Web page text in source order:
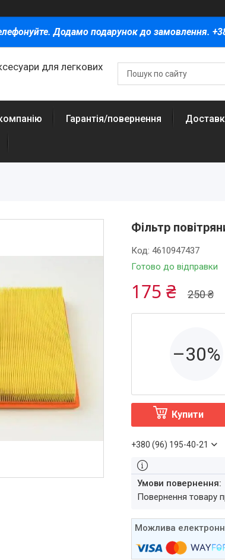
Додамо подарунок до замовлення.
для легкових
Гарантія/повернення
Фільтр
Готово до відправки
Код: 4610947437
250 ₴
175 ₴
–30%
Купити
+380 (96) 195-40-21
повернення товару